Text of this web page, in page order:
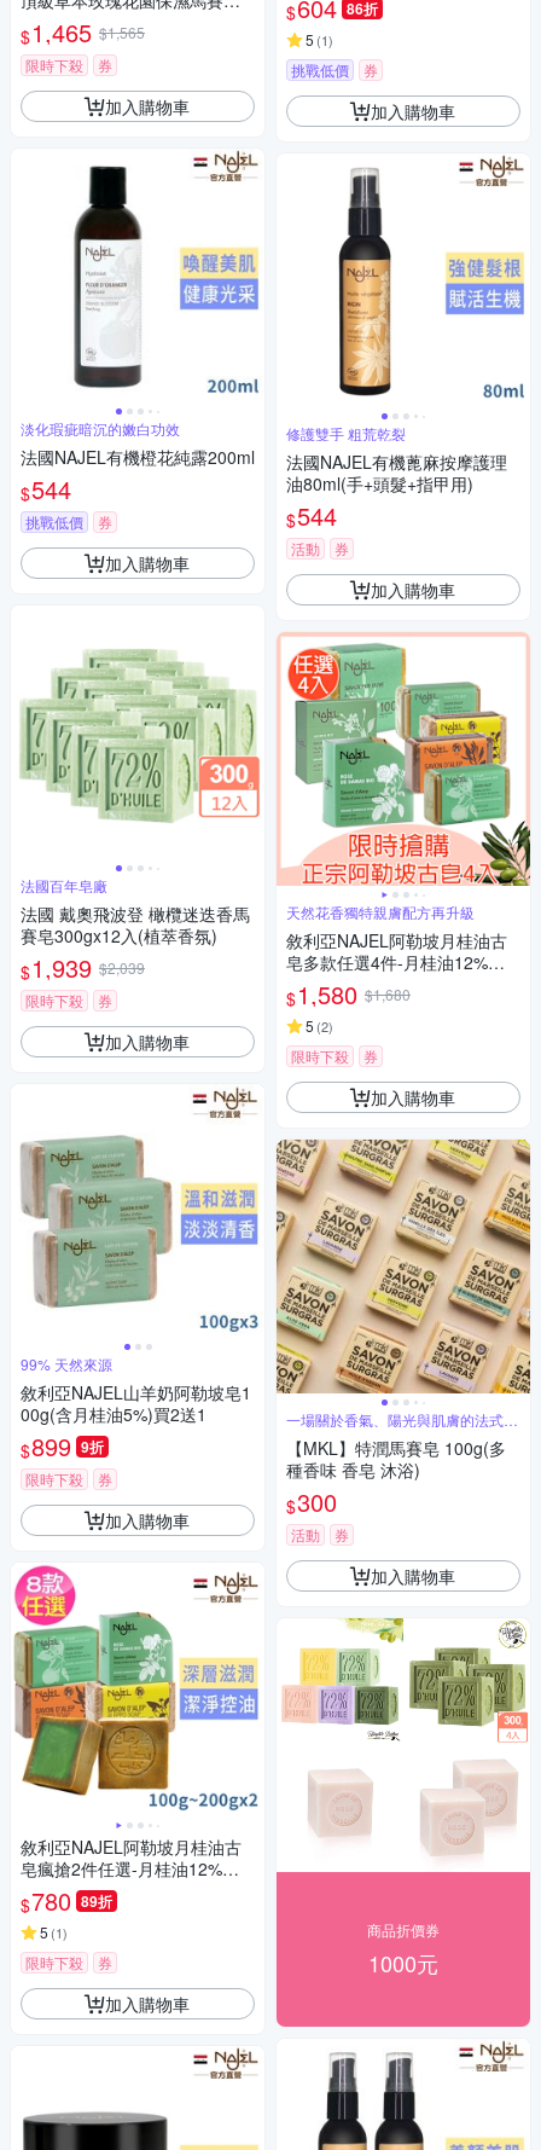
體皂 1000ml
$1,465 $1,565
限時下殺
券
加入購物車
淡化瑕疵暗沉的嫩白功效
法國NAJEL有機橙花純露200ml
$544
挑戰低價 券
加入購物車
法國百年皂廠
法國 戴奧飛波登 橄欖迷迭香馬
賽皂300gx12入(植萃香氛)
$1,939 $2,039
限時下殺
券
加入購物車
99% 天然來源
敘利亞NAJEL山羊奶阿勒坡皂1
00g(含月桂油5%)買2送1
$899 9折
限時下殺 券
加入購物車
敘利亞NAJEL阿勒坡月桂油古
皂瘋搶2件任選-月桂油12%、
原味、檸檬、玫瑰、阿鞏油、
橙花、紫羅蘭、茉莉
$780 89折
5 (1)
限時下殺 券
加入購物車
$604 86折
5 (1)
挑戰低價 券
加入購物車
修護雙手 粗荒乾裂
法國NAJEL有機蓖麻按摩護理
油80ml(手+頭髮+指甲用)
$544
活動 券
加入購物車
天然花香獨特親膚配方再升級
敘利亞NAJEL阿勒坡月桂油古
皂多款任選4件-月桂油12%、
原味、檸檬、玫瑰、阿鞏油、
橙花、紫羅蘭、茉莉
$1,580 $1,680
5 (2)
限時下殺 券
加入購物車
一場關於香氣、陽光與肌膚的法式洗
沐儀式
【MKL】特潤馬賽皂 100g(多
種香味 香皂 沐浴)
$300
活動 券
加入購物車
商品折價券
1000元